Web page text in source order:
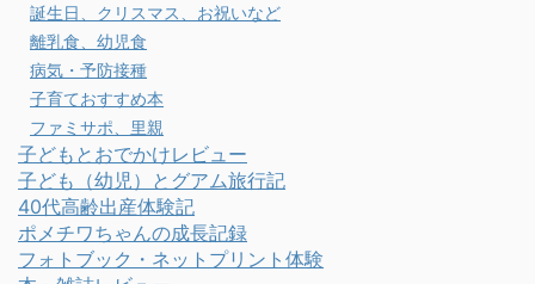
誕生日、クリスマス、お祝いなど
離乳食、幼児食
病気・予防接種
子育ておすすめ本
ファミサポ、里親
子どもとおでかけレビュー
子ども（幼児）とグアム旅行記
40代高齢出産体験記
ポメチワちゃんの成長記録
フォトブック・ネットプリント体験